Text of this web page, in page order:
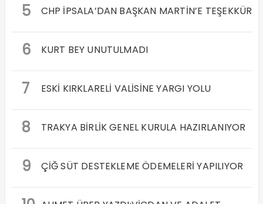
5 CHP İPSALA’DAN BAŞKAN MARTİN’E TEŞEKKÜR
6 KURT BEY UNUTULMADI
7 ESKİ KIRKLARELİ VALİSİNE YARGI YOLU
8 TRAKYA BİRLİK GENEL KURULA HAZIRLANIYOR
9 ÇİĞ SÜT DESTEKLEME ÖDEMELERİ YAPILIYOR